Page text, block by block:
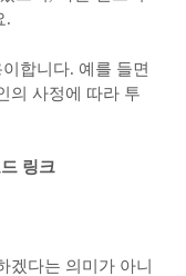
.
합니다. 예를 들면
의 사정에 따라 투
링크
겠다는 의미가 아니